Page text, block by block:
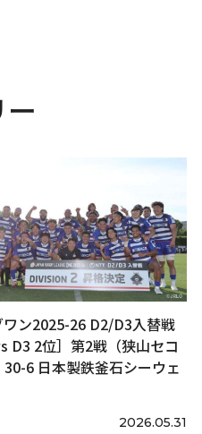
ン2025-26 D2/D3入替戦
D3 2位］第2戦（狭山セコ
30-6 日本製鉄釜石シーウェ
2026.05.31